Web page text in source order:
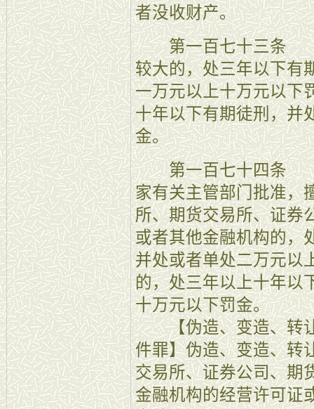
者没收财产。
第一百七十三条 【
较大的，处三年以下有
一万元以上十万元以下
十年以下有期徒刑，并
金。
第一百七十四条 【
家有关主管部门批准，
所、期货交易所、证券
或者其他金融机构的，
并处或者单处二万元以
的，处三年以上十年以
十万元以下罚金。
【伪造、变造、转让
件罪】伪造、变造、转
交易所、证券公司、期
金融机构的经营许可证